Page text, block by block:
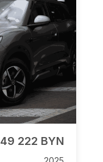
49 222 BYN